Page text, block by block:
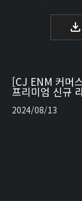
[CJ ENM 커머
프리미엄 신규
2024/08/13